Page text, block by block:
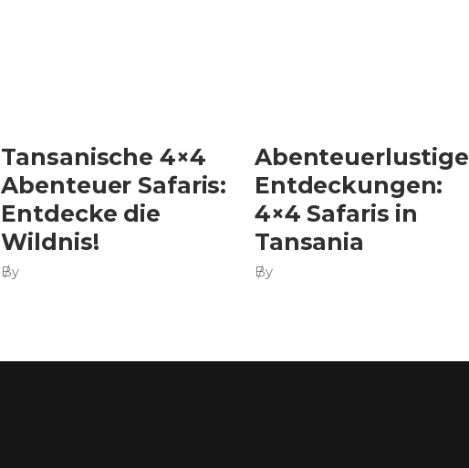
Tansanische 4×4
Abenteuer Safaris:
Entdecke die
Wildnis!
By
Abenteuerlustige
Entdeckungen:
4×4 Safaris in
Tansania
By